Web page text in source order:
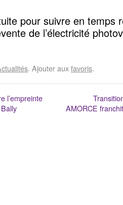
pour suivre en temps
de l’électricité
. Ajouter auxfavoris.
l’empreinte
AMORCE